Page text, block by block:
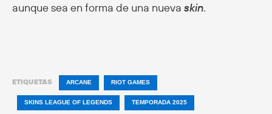
aunque sea en forma de una nueva skin.
ETIQUETAS ARCANE RIOT GAMES
SKINS LEAGUE OF LEGENDS TEMPORADA 2025